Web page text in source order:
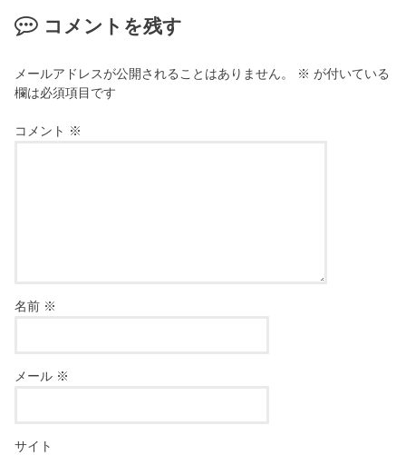
コメントを残す
メールアドレスが公開されることはありません。 ※ が付いている
欄は必須項目です
コメント ※
名前 ※
メール ※
サイト